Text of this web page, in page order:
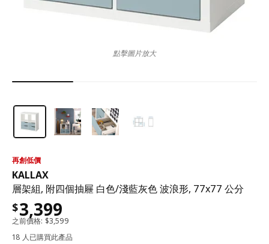
再創低價
KALLAX
層架組, 附四個抽屜 白色/淺藍灰色 波浪形, 77x77 公分
$3,399
之前價格: $3,599
18 人已購買此產品
點擊圖片放大